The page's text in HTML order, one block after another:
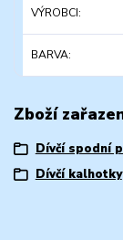
VÝROBCI
BARVA
Zboží
Dívčí spodní
Dívčí kalhotky